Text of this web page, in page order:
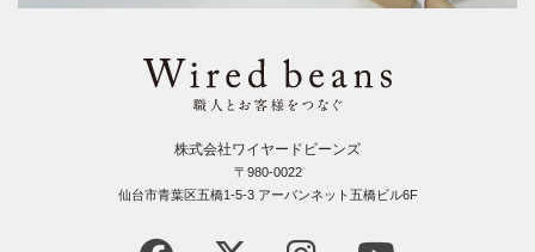
株式会社ワイヤードビーンズ
〒980-0022
仙台市青葉区五橋1-5-3 アーバンネット五橋ビル6F